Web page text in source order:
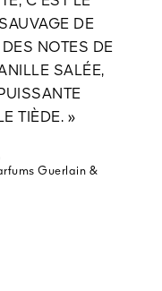
DE
NOTES DE
SALÉE,
TIÈDE. »
Guerlain &